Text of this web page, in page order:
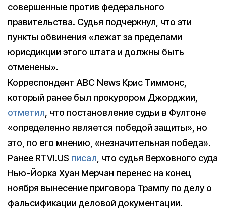
совершенные против федерального
правительства. Судья подчеркнул, что эти
пункты обвинения «лежат за пределами
юрисдикции этого штата и должны быть
отменены».
Корреспондент ABC News Крис Тиммонс,
который ранее был прокурором Джорджии,
отметил, что постановление судьи в Фултоне
«определенно является победой защиты», но
это, по его мнению, «незначительная победа».
Ранее RTVI.US писал, что судья Верховного суда
Нью-Йорка Хуан Мерчан перенес на конец
ноября вынесение приговора Трампу по делу о
фальсификации деловой документации.